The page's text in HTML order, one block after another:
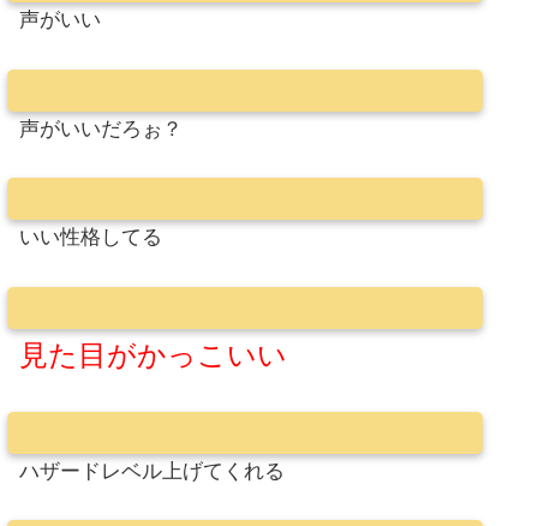
声がいい
声がいいだろぉ？
いい性格してる
見た目がかっこいい
ハザードレベル上げてくれる